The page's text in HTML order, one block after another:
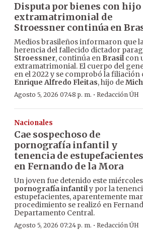
Disputa por bienes con hijo
extramatrimonial de
Stroessner continúa en
Medios brasileños informaron que
herencia del fallecido dictador
Stroessner, continúa en Brasilcon
extramatrimonial. El cuerpo del
en el 2022 y se comprobó la filiación
Enrique Alfredo Fleitas, hijo de
Agosto 5, 2026 07:48 p. m. · Redacción ÚH
Nacionales
Cae sospechoso de
pornografía infantil y
tenencia de estupefacientes
en Fernando de la Mora
Un joven fue detenido este
pornografía infantily por la
estupefacientes, aparentemente
procedimiento se realizó en
Departamento Central.
Agosto 5, 2026 07:24 p. m. · Redacción ÚH